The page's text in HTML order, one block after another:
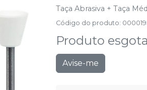
Taça Abrasiva + Taça
Código do produto:
Produto
Avise-me